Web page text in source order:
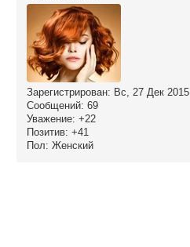
Зарегистрирован: Вс, 27 Дек 2015
Сообщений: 69
Уважение: +22
Позитив: +41
Пол: Женский